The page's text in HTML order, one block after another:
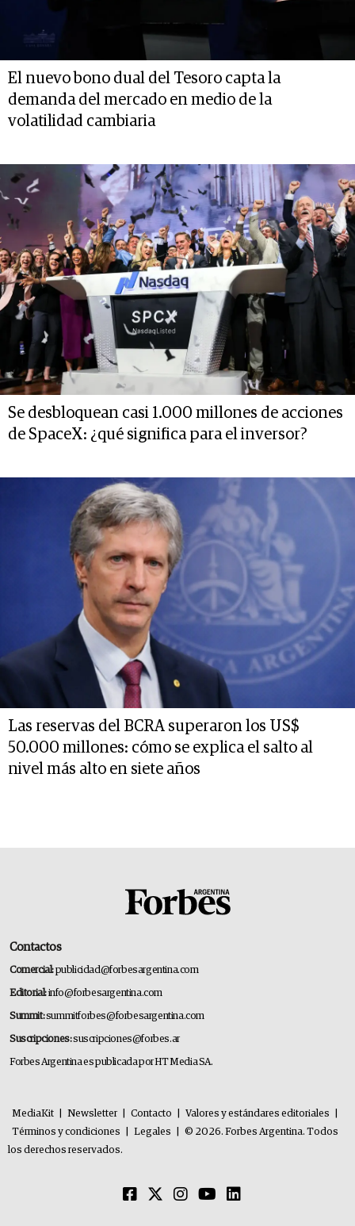
El nuevo bono dual del Tesoro capta la
demanda del mercado en medio de la
volatilidad cambiaria
Se desbloquean casi 1.000 millones de acciones
de SpaceX: ¿qué significa para el inversor?
Las reservas del BCRA superaron los US$
50.000 millones: cómo se explica el salto al
nivel más alto en siete años
Contactos
Comercial:publicidad@forbesargentina.com
Editorial:info@forbesargentina.com
Summit:summitforbes@forbesargentina.com
Suscripciones:suscripciones@forbes.ar
Forbes Argentina es publicada por HT Media SA.
MediaKit Newsletter Contacto Valores y estándares editoriales
Términos y condiciones
Legales
© 2026. Forbes Argentina. Todos
los derechos reservados.